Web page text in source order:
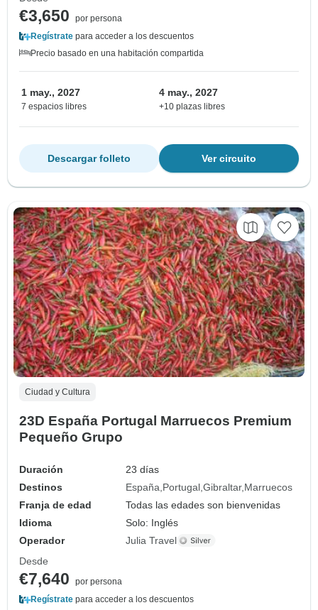
€3,650
por persona
Regístrate para acceder a los descuentos
Precio basado en una habitación compartida
1 may., 2027
7 espacios libres
4 may., 2027
+10 plazas libres
Ver circuito
Descargar folleto
Ciudad y Cultura
23D España Portugal Marruecos Premium
Pequeño Grupo
Duración
23 días
Destinos
España Portugal Gibraltar Marruecos
Franja de edad
Todas las edades son bienvenidas
Idioma
Solo: Inglés
Operador
Julia Travel
Desde
€7,640
por persona
Regístrate para acceder a los descuentos